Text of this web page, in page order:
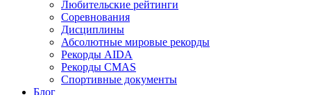
Любительские рейтинги
Соревнования
Дисциплины
Абсолютные мировые рекорды
Рекорды AIDA
Рекорды CMAS
Спортивные документы
Блог